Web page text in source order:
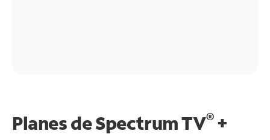
Planes de Spectrum TV®+